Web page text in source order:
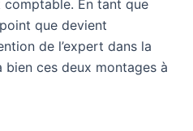
comptable. En tant que
que devient
de l’expert dans la
ces deux montages à